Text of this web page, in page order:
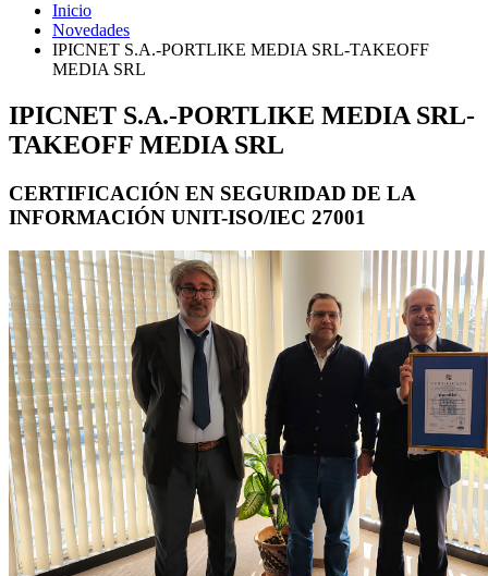
Inicio
Novedades
IPICNET S.A.-PORTLIKE MEDIA SRL-TAKEOFF
MEDIA SRL
IPICNET S.A.-PORTLIKE MEDIA SRL-
TAKEOFF MEDIA SRL
CERTIFICACIÓN EN SEGURIDAD DE LA
INFORMACIÓN UNIT-ISO/IEC 27001